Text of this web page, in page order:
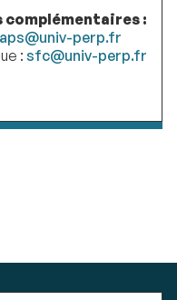
complémentaires :
perp.fr
: sfc@univ-perp.fr